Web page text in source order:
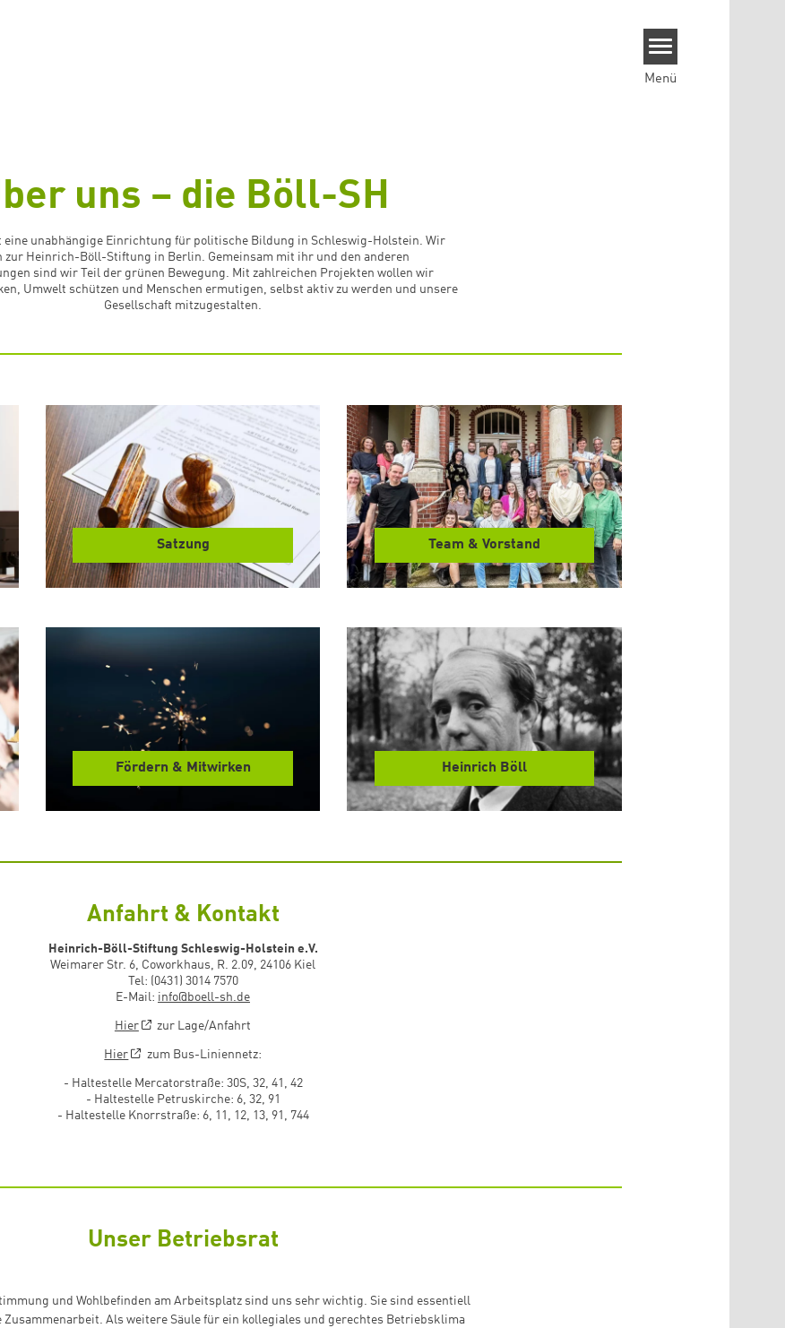
Menü
uns – die Böll-SH
eine unabhängige Einrichtung für politische Bildung in Schleswig-Holstein. Wir
zur Heinrich-Böll-Stiftung in Berlin. Gemeinsam mit ihr und den anderen
sind wir Teil der grünen Bewegung. Mit zahlreichen Projekten wollen wir
Umwelt schützen und Menschen ermutigen, selbst aktiv zu werden und unsere
Gesellschaft mitzugestalten.
Satzung
Fördern & Mitwirken
Team & Vorstand
Heinrich Böll
Anfahrt & Kontakt
Heinrich-Böll-Stiftung Schleswig-Holstein e.V.
Weimarer Str. 6, Coworkhaus, R. 2.09, 24106 Kiel
Tel: (0431) 3014 7570
E-Mail: info@boell-sh.de
Hier zur Lage/Anfahrt
Hier zum Bus-Liniennetz:
- Haltestelle Mercatorstraße: 30S, 32, 41, 42
- Haltestelle Petruskirche: 6, 32, 91
- Haltestelle Knorrstraße: 6, 11, 12, 13, 91, 744
Unser Betriebsrat
und Wohlbefinden am Arbeitsplatz sind uns sehr wichtig. Sie sind essentiell
Zusammenarbeit. Als weitere Säule für ein kollegiales und gerechtes Betriebsklima